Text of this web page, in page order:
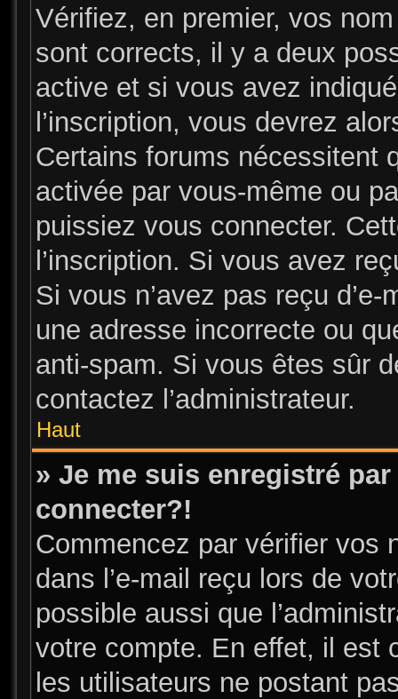
Vérifiez, en premier, vos
sont corrects, il y a deux
active et si vous avez
l’inscription, vous devrez
Certains forums nécessitent
activée par vous-même ou
puissiez vous connecter.
l’inscription. Si vous avez
Si vous n’avez pas reçu
une adresse incorrecte ou
anti-spam. Si vous êtes sûr
contactez l’administrateur.
Haut
» Je me suis enregistré
connecter?!
Commencez par vérifier vos
dans l’e-mail reçu lors de
possible aussi que
votre compte. En effet, il est
les utilisateurs ne postant